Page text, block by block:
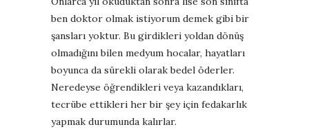
ben doktor olmak istiyorum demek gibi bir
şansları yoktur. Bu girdikleri yoldan dönüş
olmadığını bilen medyum hocalar, hayatları
boyunca da sürekli olarak bedel öderler.
Neredeyse öğrendikleri veya kazandıkları,
tecrübe ettikleri her bir şey için fedakarlık
yapmak durumunda kalırlar.